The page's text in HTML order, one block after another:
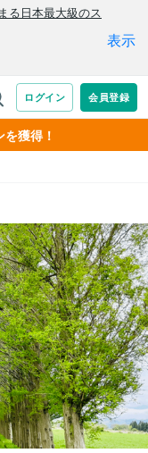
獲得！